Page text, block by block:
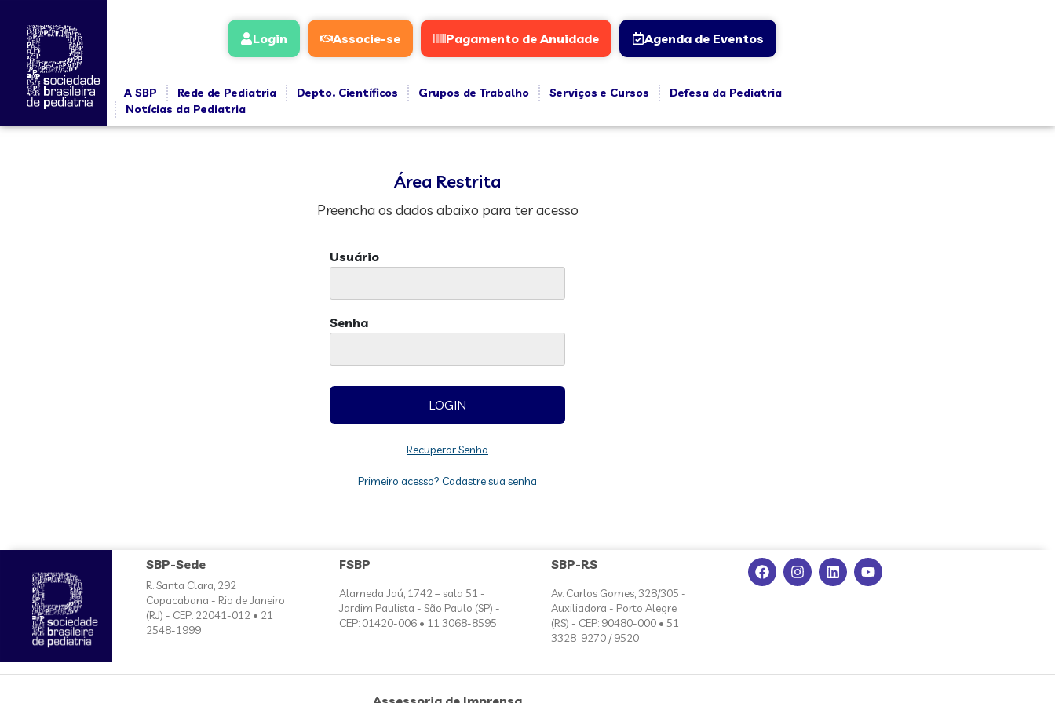
Login Associe-se Pagamento de Anuidade Agenda de Eventos
A SBP Rede de Pediatria Depto. Científicos Grupos de Trabalho Serviços e Cursos
Defesa da Pediatria
Notícias da Pediatria
Área Restrita
Preencha os dados abaixo para ter acesso
Usuário
Senha
Recuperar Senha
Primeiro acesso? Cadastre sua senha
SBP-Sede
R. Santa Clara, 292
Copacabana - Rio de Janeiro
(RJ) - CEP: 22041-012 • 21
2548-1999
FSBP
Alameda Jaú, 1742 – sala 51 -
Jardim Paulista - São Paulo (SP) -
CEP: 01420-006 • 11 3068-8595
SBP-RS
Av. Carlos Gomes, 328/305 -
Auxiliadora - Porto Alegre
(RS) - CEP: 90480-000 • 51
3328-9270 / 9520